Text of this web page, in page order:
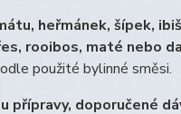
heřmánek, šípek,
rooibos, maté nebo
použité bylinné směsi.
přípravy, doporučené